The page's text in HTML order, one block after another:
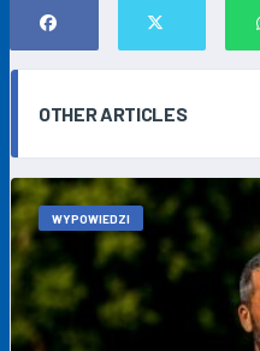
OTHER ARTICLES
WYPOWIEDZI